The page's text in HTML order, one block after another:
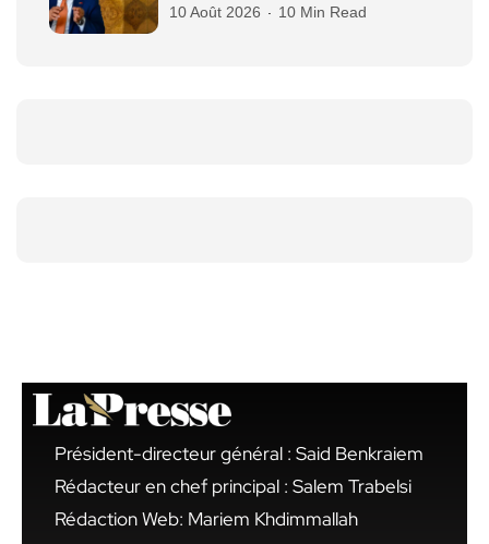
10 Août 2026 10 Min Read
Président-directeur général : Said Benkraiem
Rédacteur en chef principal : Salem Trabelsi
Rédaction Web: Mariem Khdimmallah